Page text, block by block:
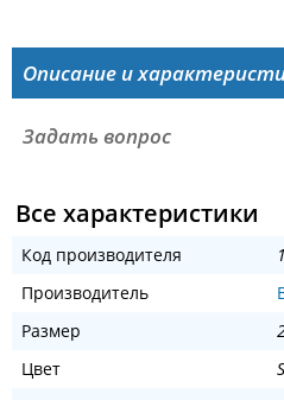
Описание и
Задать вопрос
Все характеристики
Код производителя
Производитель
Размер
Цвет